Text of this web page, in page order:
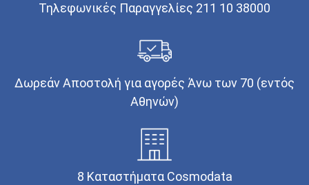
Τηλεφωνικές Παραγγελίες 211 10 38000
Δωρεάν Αποστολή για αγορές Άνω των 70 (εντός
Αθηνών)
8 Καταστήματα Cosmodata